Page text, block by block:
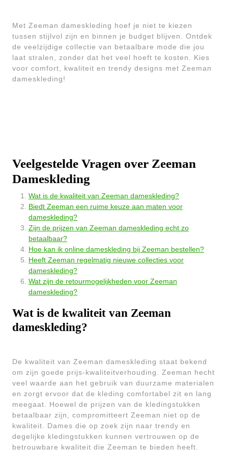
Met Zeeman dameskleding hoef je niet te kiezen
tussen stijlvol zijn en binnen je budget blijven. Ontdek
de veelzijdige collectie van betaalbare mode die jou
laat stralen, zonder dat het veel hoeft te kosten. Kies
voor comfort, kwaliteit en trendy designs met Zeeman
dameskleding!
Veelgestelde Vragen over Zeeman
Dameskleding
Wat is de kwaliteit van Zeeman dameskleding?
Biedt Zeeman een ruime keuze aan maten voor
dameskleding?
Zijn de prijzen van Zeeman dameskleding echt zo
betaalbaar?
Hoe kan ik online dameskleding bij Zeeman bestellen?
Heeft Zeeman regelmatig nieuwe collecties voor
dameskleding?
Wat zijn de retourmogelijkheden voor Zeeman
dameskleding?
Wat is de kwaliteit van Zeeman
dameskleding?
De kwaliteit van Zeeman dameskleding staat bekend
om zijn goede prijs-kwaliteitverhouding. Zeeman hecht
veel waarde aan het gebruik van duurzame materialen
en zorgt ervoor dat de kleding comfortabel zit en lang
meegaat. Hoewel de prijzen van de kledingstukken
betaalbaar zijn, compromitteert Zeeman niet op de
kwaliteit. Dames die op zoek zijn naar trendy en
degelijke kledingstukken kunnen vertrouwen op de
betrouwbare kwaliteit die Zeeman te bieden heeft.